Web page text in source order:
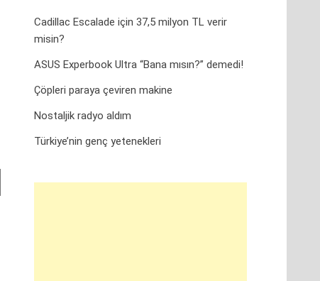
Cadillac Escalade için 37,5 milyon TL verir
misin?
ASUS Experbook Ultra “Bana mısın?” demedi!
Çöpleri paraya çeviren makine
Nostaljik radyo aldım
Türkiye’nin genç yetenekleri